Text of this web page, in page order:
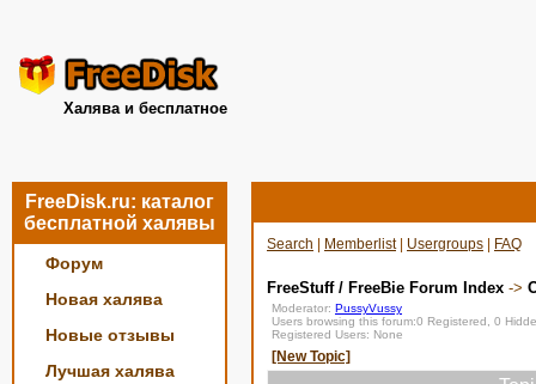
Халява и бесплатное
FreeDisk.ru: каталог
бесплатной халявы
Форум
Новая халява
Новые отзывы
Лучшая халява
Search Memberlist| Usergroups FAQ
FreeStuff / FreeBie Forum Index ->
Moderator: PussyVussy
Users browsing this forum:0 Registered, 0
Registered Users: None
[New Topic]